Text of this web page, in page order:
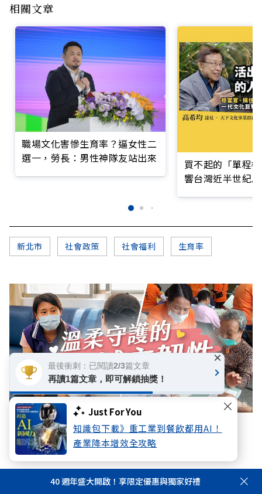
Just For You
知識包下載》重工業到餐飲都用AI！
產業降本增效全攻略
相關文章
職場文化害慘生育率？逼女性二
選一，勞長：男性神隊友站出來
買不起的「單程
響台灣近半世紀
新北市 社會政策 社會福利 生育率
數位專題
堅韌守護，溫柔同行：織就的城市防護網
你可能感興趣40 週年盛大開啟！享限定優惠與獨家好禮
最後衝刺：已閱讀2/3篇文章
再讀1篇文章，即可解鎖抽獎！
×